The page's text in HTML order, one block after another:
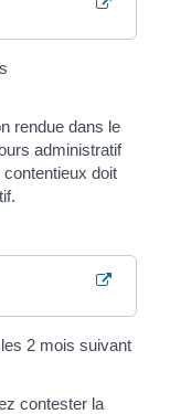
rendue dans le
administratif
doit
2 mois suivant
contester la